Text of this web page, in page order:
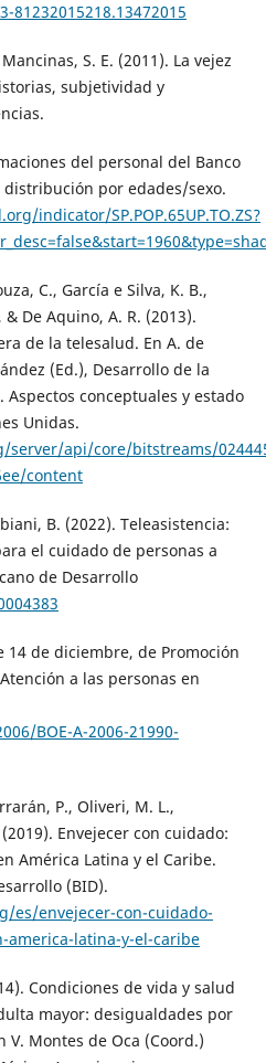
S. E. (2011). La vejez
subjetividad y
del personal del Banco
por edades/sexo.
indicator/SP.POP.65UP.TO.ZS?
C., García e Silva, K. B.,
De Aquino, A. R. (2013).
de la telesalud. En A. de
(Ed.), Desarrollo de la
conceptuales y estado
Unidas.
api/core/bitstreams/
content
B. (2022). Teleasistencia:
el cuidado de personas a
de Desarrollo
14 de diciembre, de Promoción
a las personas en
BOE-A-2006-21990-
P., Oliveri, M. L.,
Envejecer con cuidado:
América Latina y el Caribe.
(BID).
es/envejecer-con-cuidado-
america-latina-y-el-caribe
Condiciones de vida y salud
mayor: desigualdades por
Montes de Oca (Coord.)